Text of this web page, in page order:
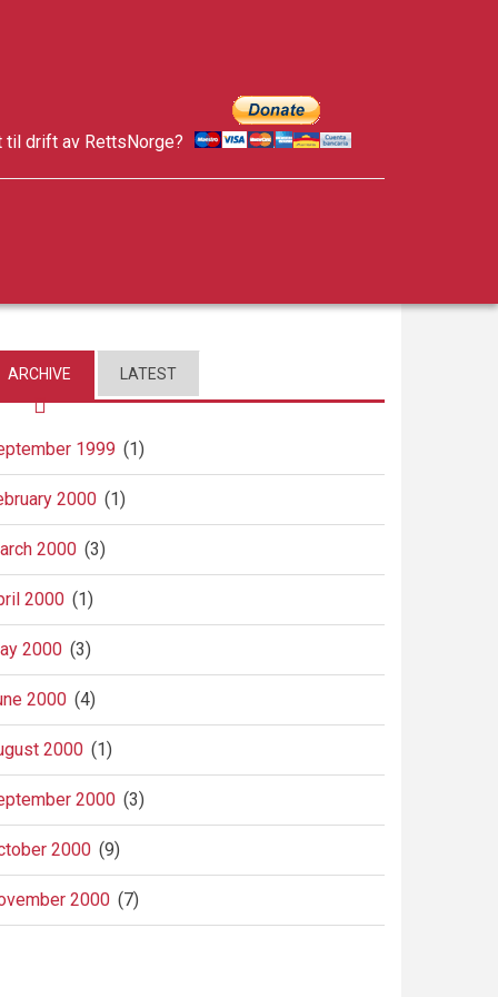
til drift av RettsNorge?
ARCHIVE LATEST
1999 (1)
2000 (1)
2000 (3)
2000 (1)
2000 (3)
2000 (4)
2000 (1)
2000 (3)
2000 (9)
2000 (7)